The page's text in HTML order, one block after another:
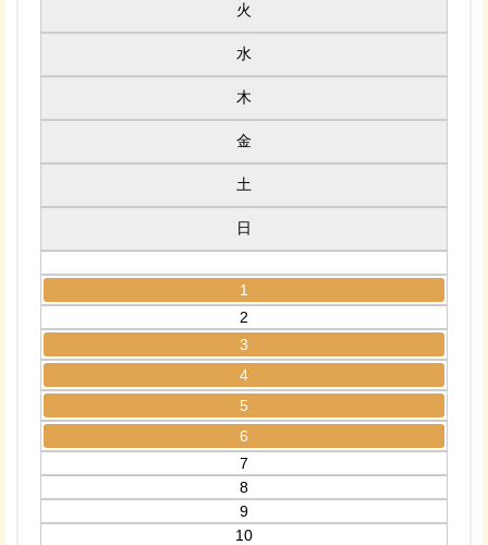
火
水
木
金
土
日
1
2
3
4
5
6
7
8
9
10